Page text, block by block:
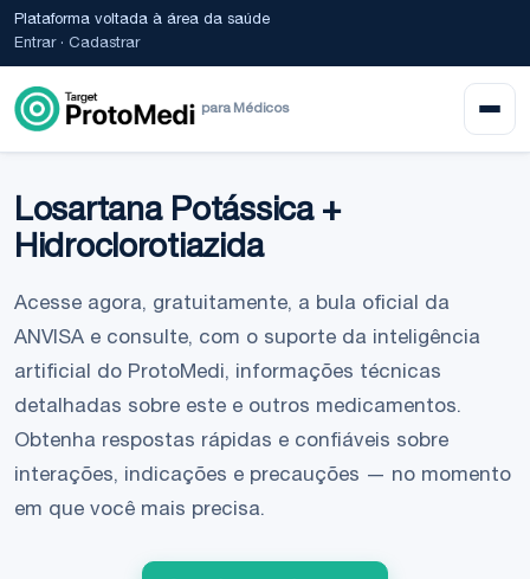
Plataforma voltada à área da saúde
Entrar· Cadastrar
para Médicos
Losartana Potássica +
Hidroclorotiazida
Acesse agora, gratuitamente, a bula oficial da
ANVISA e consulte, com o suporte da inteligência
artificial do ProtoMedi, informações técnicas
detalhadas sobre este e outros medicamentos.
Obtenha respostas rápidas e confiáveis sobre
interações, indicações e precauções — no momento
em que você mais precisa.